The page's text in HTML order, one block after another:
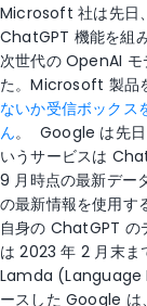
Microsoft 社は先日
ChatGPT 機能を組
次世代の OpenAI モ
た。Microsoft 製品
ないか受信ボックス
ん。
Google は先日
いうサービスは
9 月時点の最新デー
の最新情報を使用す
自身の ChatGPT の
は 2023 年 2 月末ま
Lamda (Language
ースした Google は